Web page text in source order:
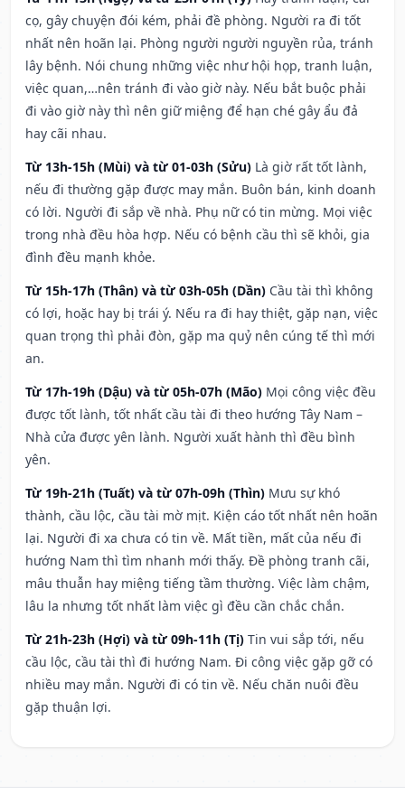
cọ, gây chuyện đói kém, phải đề phòng. Người ra đi tốt
nhất nên hoãn lại. Phòng người người nguyền rủa, tránh
lây bệnh. Nói chung những việc như hội họp, tranh luận,
việc quan,…nên tránh đi vào giờ này. Nếu bắt buộc phải
đi vào giờ này thì nên giữ miệng để hạn ché gây ẩu đả
hay cãi nhau.
Từ 13h-15h (Mùi) và từ 01-03h (Sửu) Là giờ rất tốt lành,
nếu đi thường gặp được may mắn. Buôn bán, kinh doanh
có lời. Người đi sắp về nhà. Phụ nữ có tin mừng. Mọi việc
trong nhà đều hòa hợp. Nếu có bệnh cầu thì sẽ khỏi, gia
đình đều mạnh khỏe.
Từ 15h-17h (Thân) và từ 03h-05h (Dần) Cầu tài thì không
có lợi, hoặc hay bị trái ý. Nếu ra đi hay thiệt, gặp nạn, việc
quan trọng thì phải đòn, gặp ma quỷ nên cúng tế thì mới
an.
Từ 17h-19h (Dậu) và từ 05h-07h (Mão) Mọi công việc đều
được tốt lành, tốt nhất cầu tài đi theo hướng Tây Nam –
Nhà cửa được yên lành. Người xuất hành thì đều bình
yên.
Từ 19h-21h (Tuất) và từ 07h-09h (Thìn) Mưu sự khó
thành, cầu lộc, cầu tài mờ mịt. Kiện cáo tốt nhất nên hoãn
lại. Người đi xa chưa có tin về. Mất tiền, mất của nếu đi
hướng Nam thì tìm nhanh mới thấy. Đề phòng tranh cãi,
mâu thuẫn hay miệng tiếng tầm thường. Việc làm chậm,
lâu la nhưng tốt nhất làm việc gì đều cần chắc chắn.
Từ 21h-23h (Hợi) và từ 09h-11h (Tị) Tin vui sắp tới, nếu
cầu lộc, cầu tài thì đi hướng Nam. Đi công việc gặp gỡ có
nhiều may mắn. Người đi có tin về. Nếu chăn nuôi đều
gặp thuận lợi.